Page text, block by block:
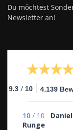
Du möchtest
Newsletter an!
9.3 / 10 4.139
10 / 10
Daniel
Runge